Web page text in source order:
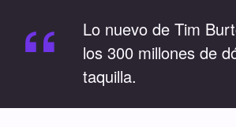
“
Lo nuevo de Tim
los 300 millones de
taquilla.